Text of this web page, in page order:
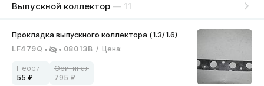
Выпускной коллектор — 11
LF479Q 08013B / Цена:
55 795